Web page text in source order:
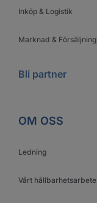
Inköp & Logistik
Marknad & Försäljning
Bli partner
OM OSS
Ledning
Vårt hållbarhetsarbete